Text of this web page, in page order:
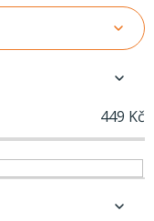
449 Kč